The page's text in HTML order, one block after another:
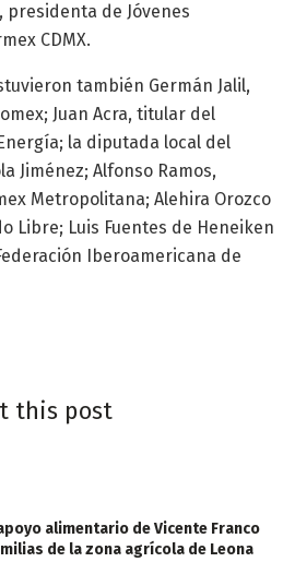
de Jóvenes
CDMX.
también Germán Jalil,
Juan Acra, titular del
la diputada local del
Jiménez; Alfonso Ramos,
Metropolitana; Alehira Orozco
Libre; Luis Fuentes de Heneiken
Iberoamericana de
this post
alimentario de Vicente Franco
de la zona agrícola de Leona